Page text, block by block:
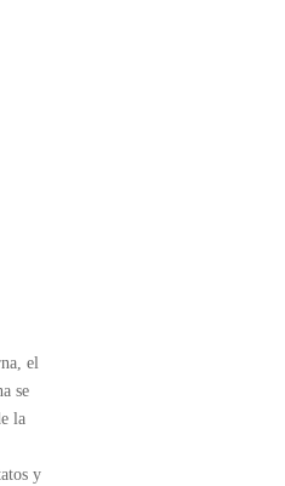
el
se
la
y